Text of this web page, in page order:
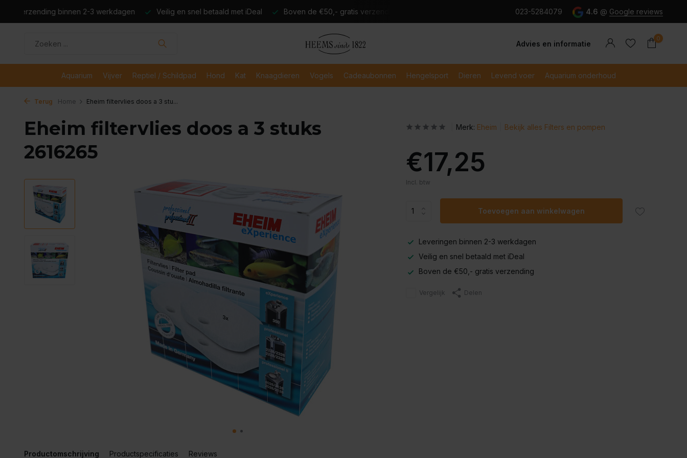
Veilig en snel betaald met iDeal Boven de €50,- gratis verzending Verzending binnen 2-3 werkdagen Veilig en snel betaald met iDeal
023-5284079 4.6 @ Google reviews
Advies en informatie
Account
0
Aquarium Vijver Reptiel / Schildpad Hond Kat Knaagdieren Vogels Cadeaubonnen Hengelsport Dieren Levend voer Aquarium onderhoud
Terug Home Eheim filtervlies doos a 3 stu...
Eheim filtervlies doos a 3 stuks
2616265
Productomschrijving Productspecificaties Reviews
Merk: Eheim Bekijk alles Filters en pompen
€17,25
Incl. btw
Toevoegen aan winkelwagen
Leveringen binnen 2-3 werkdagen
Veilig en snel betaald met iDeal
Boven de €50,- gratis verzending
Vergelijk Delen